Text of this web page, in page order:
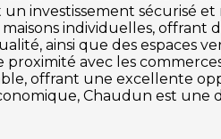
investissement sécurisé
individuelles, offrant
ainsi que des espaces
avec les
offrant une excellente
Chaudun est